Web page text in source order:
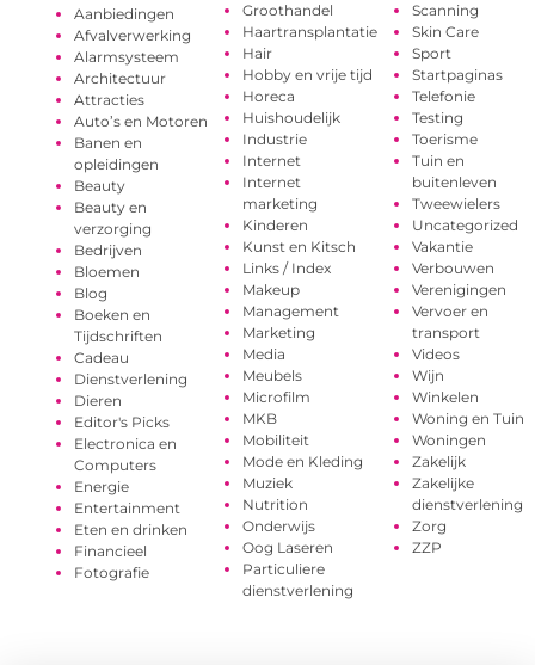
Aanbiedingen
Afvalverwerking
Alarmsysteem
Architectuur
Attracties
Auto’s en Motoren
Banen en
opleidingen
Beauty
Beauty en
verzorging
Bedrijven
Bloemen
Blog
Boeken en
Tijdschriften
Cadeau
Dienstverlening
Dieren
Editor's Picks
Electronica en
Computers
Energie
Entertainment
Eten en drinken
Financieel
Fotografie
Groothandel
Haartransplantatie
Hair
Hobby en vrije tijd
Horeca
Huishoudelijk
Industrie
Internet
Internet
marketing
Kinderen
Kunst en Kitsch
Links / Index
Makeup
Management
Marketing
Media
Meubels
Microfilm
MKB
Mobiliteit
Mode en Kleding
Muziek
Nutrition
Onderwijs
Oog Laseren
Particuliere
dienstverlening
Scanning
Skin Care
Sport
Startpaginas
Telefonie
Testing
Toerisme
Tuin en
buitenleven
Tweewielers
Uncategorized
Vakantie
Verbouwen
Verenigingen
Vervoer en
transport
Videos
Wijn
Winkelen
Woning en Tuin
Woningen
Zakelijk
Zakelijke
dienstverlening
Zorg
ZZP